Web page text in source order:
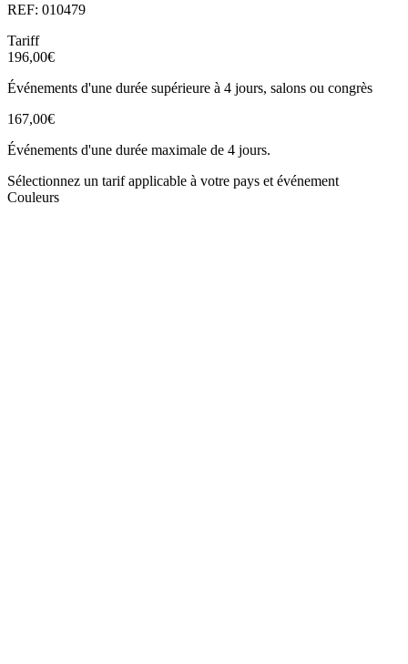
REF: 010479
Tariff
196,00€
Événements d'une durée supérieure à 4 jours, salons ou congrès
167,00€
Événements d'une durée maximale de 4 jours.
Sélectionnez un tarif applicable à votre pays et événement
Couleurs